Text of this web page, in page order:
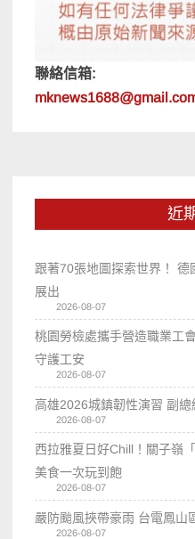
聯絡信箱:
近
跟著70張地圖探索世界！
展出
2026-08-07
桃園勞檢處攜手營造職業工
守護工安
2026-08-07
高雄2026城鎮韌性演習 副
2026-08-07
西拉雅夏日好Chill！關子嶺
美食一次玩到飽
2026-08-07
嚴防颱風挾帶豪雨 台電鳳山
2026-08-07